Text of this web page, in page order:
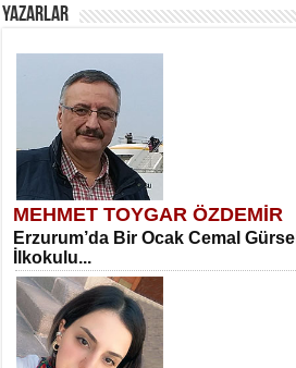
YAZARLAR
MEHMET TOYGAR ÖZDEMİR
Erzurum’da Bir Ocak Cemal Gürsel
İlkokulu...